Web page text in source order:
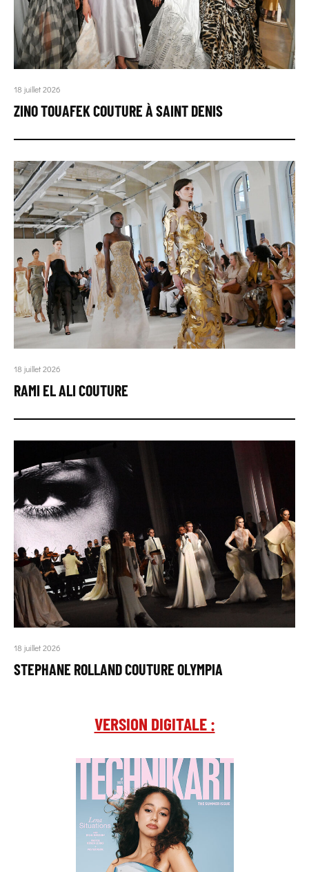
18 juillet 2026
ZINO TOUAFEK COUTURE À SAINT DENIS
18 juillet 2026
RAMI EL ALI COUTURE
18 juillet 2026
STEPHANE ROLLAND COUTURE OLYMPIA
VERSION DIGITALE :